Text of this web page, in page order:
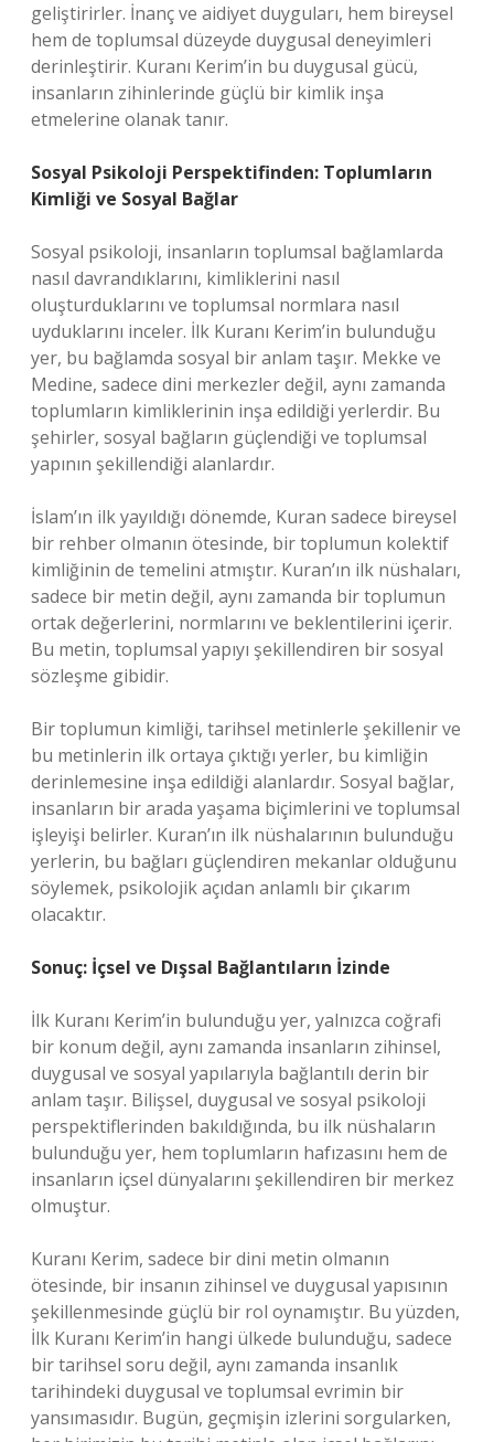
geliştirirler. İnanç ve aidiyet duyguları, hem bireysel
hem de toplumsal düzeyde duygusal deneyimleri
derinleştirir. Kuranı Kerim’in bu duygusal gücü,
insanların zihinlerinde güçlü bir kimlik inşa
etmelerine olanak tanır.
Sosyal Psikoloji Perspektifinden: Toplumların
Kimliği ve Sosyal Bağlar
Sosyal psikoloji, insanların toplumsal bağlamlarda
nasıl davrandıklarını, kimliklerini nasıl
oluşturduklarını ve toplumsal normlara nasıl
uyduklarını inceler. İlk Kuranı Kerim’in bulunduğu
yer, bu bağlamda sosyal bir anlam taşır. Mekke ve
Medine, sadece dini merkezler değil, aynı zamanda
toplumların kimliklerinin inşa edildiği yerlerdir. Bu
şehirler, sosyal bağların güçlendiği ve toplumsal
yapının şekillendiği alanlardır.
İslam’ın ilk yayıldığı dönemde, Kuran sadece bireysel
bir rehber olmanın ötesinde, bir toplumun kolektif
kimliğinin de temelini atmıştır. Kuran’ın ilk nüshaları,
sadece bir metin değil, aynı zamanda bir toplumun
ortak değerlerini, normlarını ve beklentilerini içerir.
Bu metin, toplumsal yapıyı şekillendiren bir sosyal
sözleşme gibidir.
Bir toplumun kimliği, tarihsel metinlerle şekillenir ve
bu metinlerin ilk ortaya çıktığı yerler, bu kimliğin
derinlemesine inşa edildiği alanlardır. Sosyal bağlar,
insanların bir arada yaşama biçimlerini ve toplumsal
işleyişi belirler. Kuran’ın ilk nüshalarının bulunduğu
yerlerin, bu bağları güçlendiren mekanlar olduğunu
söylemek, psikolojik açıdan anlamlı bir çıkarım
olacaktır.
Sonuç: İçsel ve Dışsal Bağlantıların İzinde
İlk Kuranı Kerim’in bulunduğu yer, yalnızca coğrafi
bir konum değil, aynı zamanda insanların zihinsel,
duygusal ve sosyal yapılarıyla bağlantılı derin bir
anlam taşır. Bilişsel, duygusal ve sosyal psikoloji
perspektiflerinden bakıldığında, bu ilk nüshaların
bulunduğu yer, hem toplumların hafızasını hem de
insanların içsel dünyalarını şekillendiren bir merkez
olmuştur.
Kuranı Kerim, sadece bir dini metin olmanın
ötesinde, bir insanın zihinsel ve duygusal yapısının
şekillenmesinde güçlü bir rol oynamıştır. Bu yüzden,
İlk Kuranı Kerim’in hangi ülkede bulunduğu, sadece
bir tarihsel soru değil, aynı zamanda insanlık
tarihindeki duygusal ve toplumsal evrimin bir
yansımasıdır. Bugün, geçmişin izlerini sorgularken,